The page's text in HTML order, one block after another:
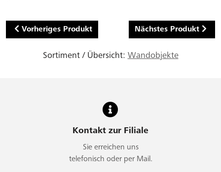
Vorheriges Produkt Nächstes Produkt
Sortiment / Übersicht: Wandobjekte
Kontakt zur Filiale
Sie erreichen uns
telefonisch oder per Mail.